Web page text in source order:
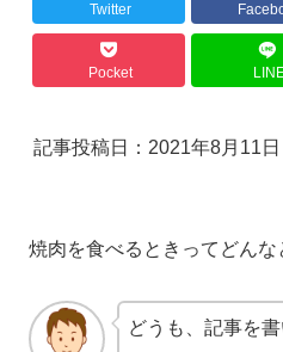
Twitter
Pocket
記事投稿日：2021年8月11
焼肉を食べるときってどんな
どうも、記事を